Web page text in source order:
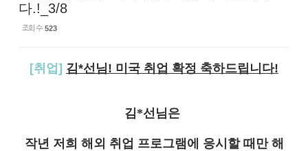
다.!_3/8
조회 수 523
[취업] 김*선님! 미국 취업 확정 축하드립니다!
김*선님은
작년 저희 해외 취업 프로그램에 응시할 때만 해